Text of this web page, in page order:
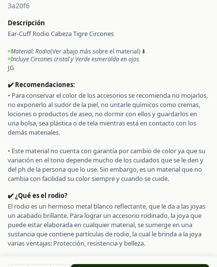
3a20f6
Descripción
Ear-Cuff Rodio Cabeza Tigre Circones
Material: Rodio(Ver abajo más sobre el material) ⬇️
Incluye Circones cristal y Verde esmeralda en ojos
JG
✔️ Recomendaciones:
• Para conservar el color de los accesorios se recomienda no mojarlos,
no exponerlo al sudor de la piel, no untarle químicos como cremas,
lociones o productos de aseo, no dormir con ellos y guardarlos en
una bolsa, sea plástica o de tela mientras está en contacto con los
demás materiales.
• Este material no cuenta con garantía por cambio de color ya que su
variación en el tono depende mucho de los cuidados que se le den y
del ph de la persona que lo use. Sin embargo, es un material que no
✔️ ¿Qué es el rodio?
El rodio es un hermoso metal blanco reflectante, que le da a las joyas
un acabado brillante. Para lograr un accesorio rodinado, la joya que
puede estar elaborada en cualquier material, se sumerge en una
sustancia que contiene partículas de rodio, la cual le brinda a la joya
varias ventajas: Protección, resistencia y belleza.